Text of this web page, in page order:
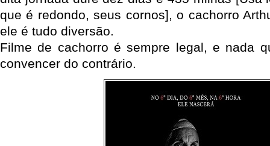
que é redondo, seus cornos], o cachorro
ele é tudo diversão.
Filme de cachorro é sempre legal, e nada
convencer do contrário.